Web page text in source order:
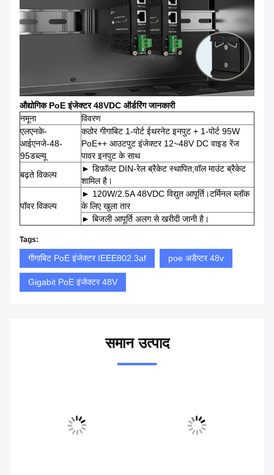
औद्योगिक PoE इंजेक्टर 48VDC ऑर्डरिंग जानकारी
नमूना
विवरण
एलएनके-
आईएनजे-48-
95डब्ल्यू
कठोर गीगाबिट 1-पोर्ट ईथरनेट इनपुट + 1-पोर्ट 95W
PoE++ आउटपुट इंजेक्टर 12~48V DC वाइड रेंज
पावर इनपुट के साथ
बढ़ते विकल्प
► डिफ़ॉल्ट DIN-रेल ब्रैकेट स्थापित;वॉल माउंट ब्रैकेट
शामिल है।
पॉवर विकल्प
► 120W/2.5A 48VDC विद्युत आपूर्ति।टर्मिनल ब्लॉक
के लिए खुला तार
► बिजली आपूर्ति अलग से खरीदी जानी है।
Tags:
गीगाबिट PoE इंजेक्टर IEEE802.3af poe अडैप्टर 48v
Gigabit PoE इंजेक्टर 48V
समान उत्पाद